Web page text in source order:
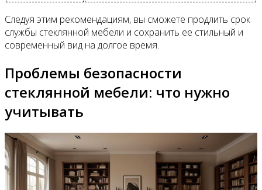
Следуя этим рекомендациям, вы сможете продлить срок
службы стеклянной мебели и сохранить ее стильный и
современный вид на долгое время.
Проблемы безопасности
стеклянной мебели: что нужно
учитывать